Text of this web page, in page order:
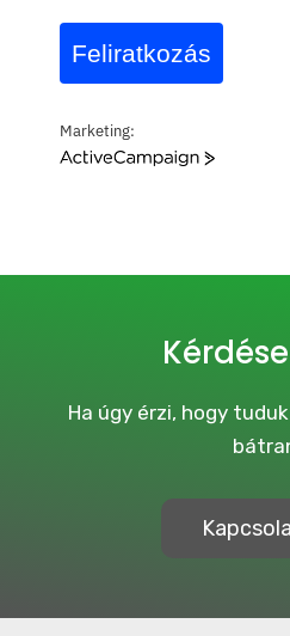
Feliratkozás
Marketing:
A
e
Ha úgy érzi, hogy